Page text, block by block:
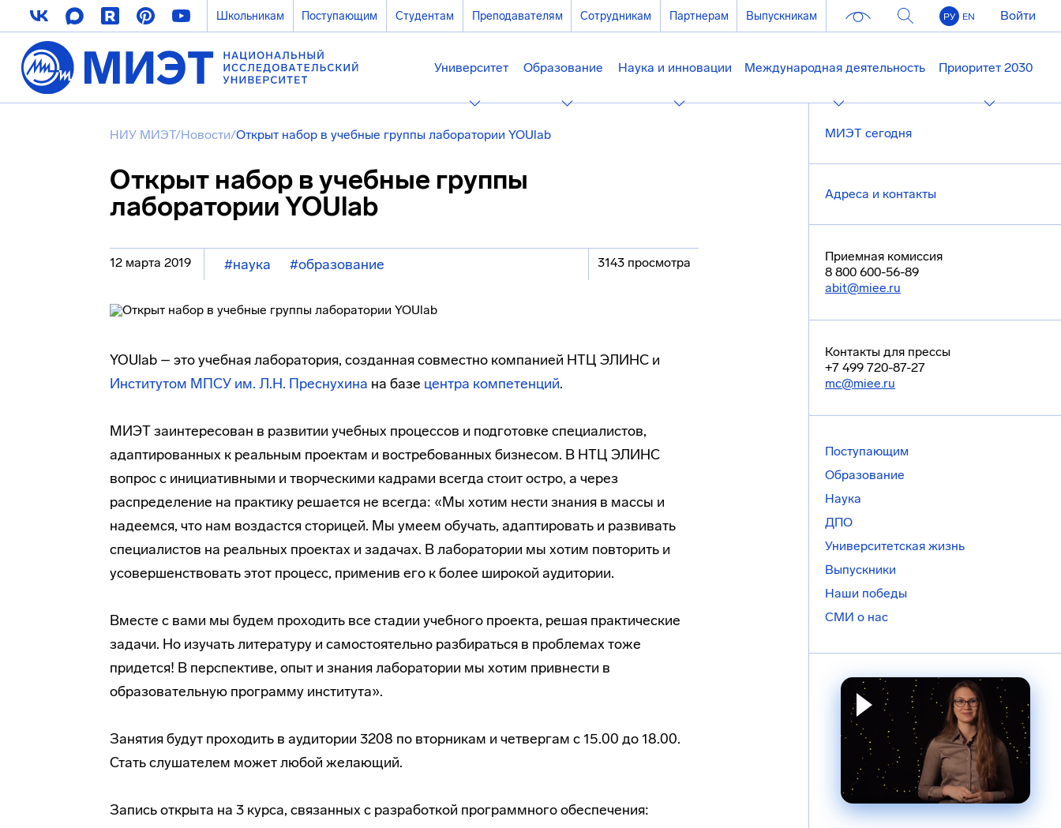
Школьникам Поступающим Студентам Преподавателям Сотрудникам Партнерам Выпускникам РУ EN Войти
Университет Образование Наука и инновации Международная деятельность Приоритет 2030
НИУ МИЭТ/Новости/Открыт набор в учебные группы лаборатории YOUlab
Открыт набор в учебные группы
лаборатории YOUlab
12 марта 2019 #наука #образование 3143 просмотра
YOUlab – это учебная лаборатория, созданная совместно компанией НТЦ ЭЛИНС и
Институтом МПСУ им. Л.Н. Преснухина на базе центра компетенций.
МИЭТ заинтересован в развитии учебных процессов и подготовке специалистов,
адаптированных к реальным проектам и востребованных бизнесом. В НТЦ ЭЛИНС
вопрос с инициативными и творческими кадрами всегда стоит остро, а через
распределение на практику решается не всегда: «Мы хотим нести знания в массы и
надеемся, что нам воздастся сторицей. Мы умеем обучать, адаптировать и развивать
специалистов на реальных проектах и задачах. В лаборатории мы хотим повторить и
усовершенствовать этот процесс, применив его к более широкой аудитории.
Вместе с вами мы будем проходить все стадии учебного проекта, решая практические
задачи. Но изучать литературу и самостоятельно разбираться в проблемах тоже
придется! В перспективе, опыт и знания лаборатории мы хотим привнести в
образовательную программу института».
Занятия будут проходить в аудитории 3208 по вторникам и четвергам с 15.00 до 18.00.
Стать слушателем может любой желающий.
Запись открыта на 3 курса, связанных с разработкой программного обеспечения:
МИЭТ сегодня
Адреса и контакты
Приемная комиссия
8 800 600-56-89
abit@miee.ru
Контакты для прессы
+7 499 720-87-27
mc@miee.ru
Поступающим
Образование
Наука
ДПО
Университетская жизнь
Выпускники
Наши победы
СМИ о нас